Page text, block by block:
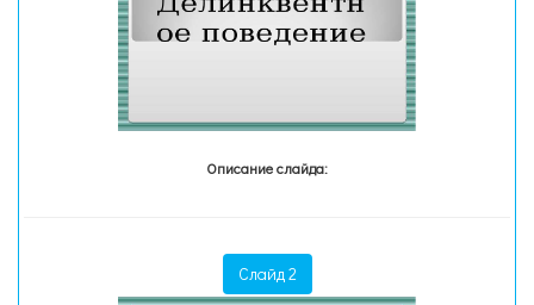
Описание слайда:
Слайд 2